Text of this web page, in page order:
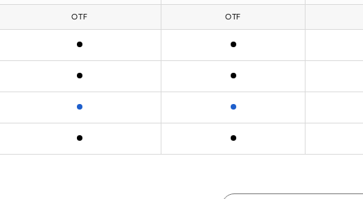
OTF OTF
含まれます
含まれます
含まれます
含まれます